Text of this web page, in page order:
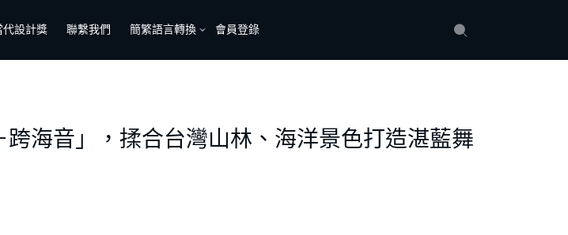
代設計獎 聯繫我們 簡繁語言轉換 會員登錄
海音」，揉合台灣山林、海洋景色打造湛藍舞